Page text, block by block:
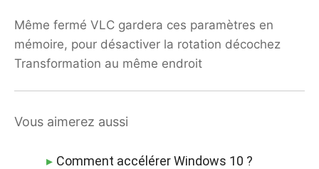
Même fermé VLC gardera ces paramètres en
mémoire, pour désactiver la rotation décochez
Transformation au même endroit
Vous aimerez aussi
Comment accélérer Windows 10 ?